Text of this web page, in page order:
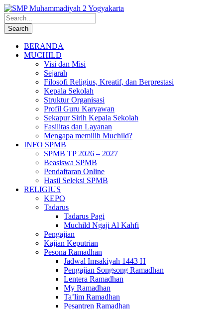
BERANDA
MUCHILD
Visi dan Misi
Sejarah
Filosofi Religius, Kreatif, dan Berprestasi
Kepala Sekolah
Struktur Organisasi
Profil Guru Karyawan
Sekapur Sirih Kepala Sekolah
Fasilitas dan Layanan
Mengapa memilih Muchild?
INFO SPMB
SPMB TP 2026 – 2027
Beasiswa SPMB
Pendaftaran Online
Hasil Seleksi SPMB
RELIGIUS
KEPO
Tadarus
Tadarus Pagi
Muchild Ngaji Al Kahfi
Pengajian
Kajian Keputrian
Pesona Ramadhan
Jadwal Imsakiyah 1443 H
Pengajian Songsong Ramadhan
Lentera Ramadhan
My Ramadhan
Ta’lim Ramadhan
Pesantren Ramadhan